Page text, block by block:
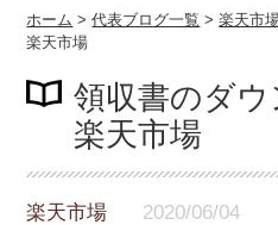
ホーム >代表ブログ一覧 >楽天市
楽天市場
領収書のダウ
楽天市場
楽天市場 2020/06/04